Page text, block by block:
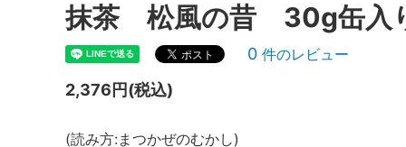
製菓用抹茶・ほうじ茶パウダー・紅茶パ
抹茶 松風の昔 30g缶入
0 件のレビュー
2,376円(税込)
(読み方:まつかぜのむかし)